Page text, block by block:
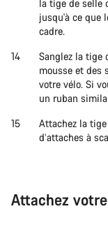
la tige de selle
jusqu'à ce que
cadre.
Sanglez la tige
mousse et des
votre vélo. Si
un ruban
Attachez la
d’attaches à
Attachez